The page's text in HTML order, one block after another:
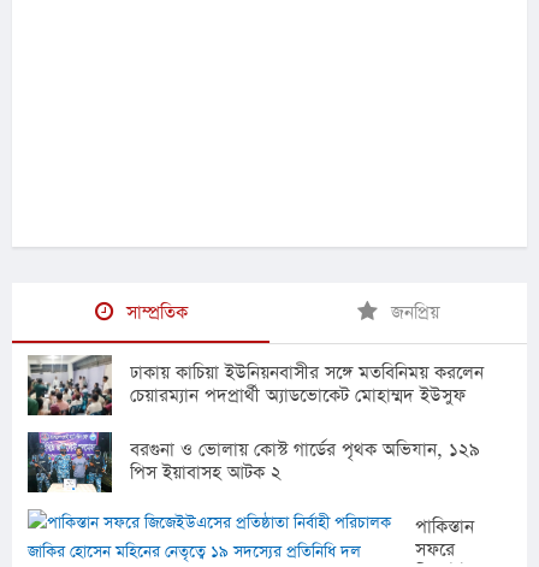
সাম্প্রতিক জনপ্রিয়
ঢাকায় কাচিয়া ইউনিয়নবাসীর সঙ্গে মতবিনিময় করলেন
চেয়ারম্যান পদপ্রার্থী অ্যাডভোকেট মোহাম্মদ ইউসুফ
বরগুনা ও ভোলায় কোস্ট গার্ডের পৃথক অভিযান, ১২৯
পিস ইয়াবাসহ আটক ২
পাকিস্তান
সফরে